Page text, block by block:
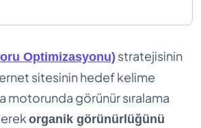
Optimizasyonu) stratejisinin
sitesinin hedef kelime
motorunda görünür sıralama
organik görünürlüğünü